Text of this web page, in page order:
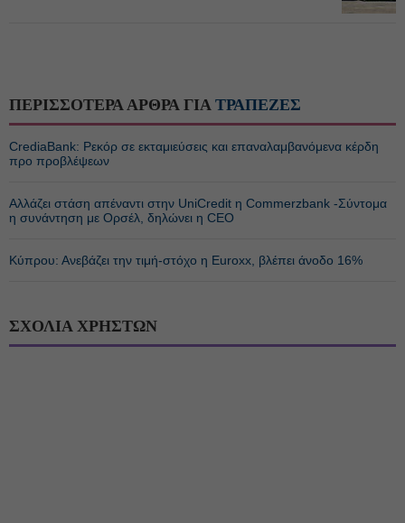
ΠΕΡΙΣΣΟΤΕΡΑ ΑΡΘΡΑ ΓΙΑ ΤΡΑΠΕΖΕΣ
CrediaBank: Ρεκόρ σε εκταμιεύσεις και επαναλαμβανόμενα κέρδη
προ προβλέψεων
Αλλάζει στάση απέναντι στην UniCredit η Commerzbank -Σύντομα
η συνάντηση με Ορσέλ, δηλώνει η CEO
Κύπρου: Ανεβάζει την τιμή-στόχο η Euroxx, βλέπει άνοδο 16%
ΣΧΟΛΙΑ ΧΡΗΣΤΩΝ